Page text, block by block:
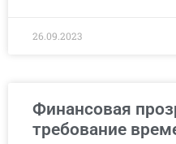
26.09.2023
Финансовая
требование